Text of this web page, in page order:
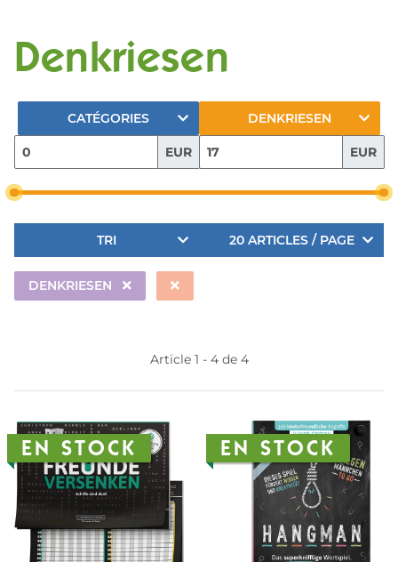
Denkriesen
CATÉGORIES DENKRIESEN
EUR EUR
TRI 20 ARTICLES / PAGE
DENKRIESEN
Article 1 - 4 de 4
EN STOCK EN STOCK